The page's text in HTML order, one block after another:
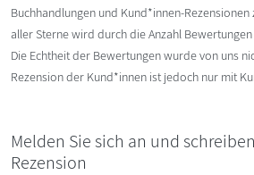
Buchhandlungen und Kund*innen-Rezensionen
aller Sterne wird durch die Anzahl
Die Echtheit der Bewertungen wurde von uns
Rezension der Kund*innen ist jedoch nur mit
Melden Sie sich an und
Rezension